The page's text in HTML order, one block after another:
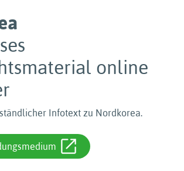
online
Infotext zu Nordkorea.